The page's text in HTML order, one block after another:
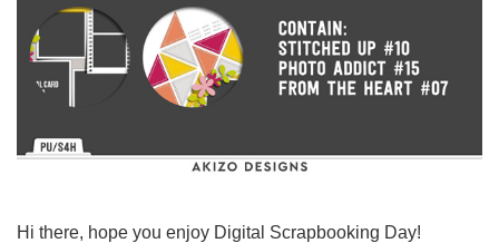
Hi there, hope you enjoy Digital Scrapbooking Day!